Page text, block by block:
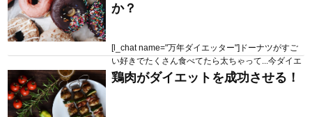
なぜブロッコリーがダイエットに人気なのか？ ブ
か？
[l_chat name="万年ダイエッター"]ドーナツがすご
い好きでたくさん食べてたら太ちゃって...今ダイエ
ットを頑張ってるんだけど、どうしてもドーナツが
2020.06.22 821 views
鶏肉がダイエットを成功させる！